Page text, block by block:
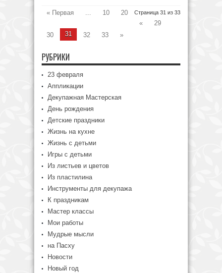
Страница 31 из 33
« Первая ... 10
20
«
29
30
31 32 33 »
РУБРИКИ
23 февраля
Аппликации
Декупажная Мастерская
День рождения
Детские праздники
Жизнь на кухне
Жизнь с детьми
Игры с детьми
Из листьев и цветов
Из пластилина
Инструменты для декупажа
К праздникам
Мастер классы
Мои работы
Мудрые мысли
на Пасху
Новости
Новый год